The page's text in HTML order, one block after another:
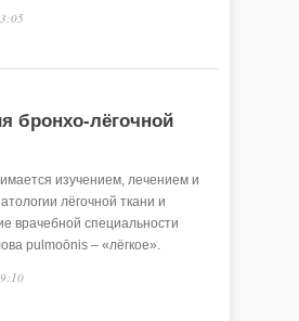
симптоматикой.
бронхо-лёгочной
изучением, лечением и
лёгочной ткани и
врачебной специальности
pulmoōnis – «лёгкое».